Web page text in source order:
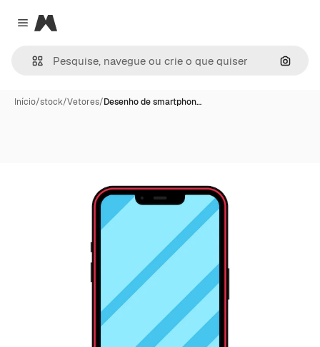
Close menu
Magnific
Início/stock/Vetores/Desenho de smartphon…